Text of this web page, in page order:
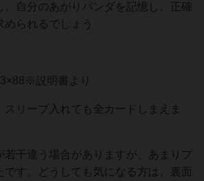
、自分のあがりパンダを記憶し、正確
られるでしょう
説明書より
スリーブ入れても全カードしまえま
若干違う場合がありますが、あまりプ
です。どうしても気になる方は、裏面